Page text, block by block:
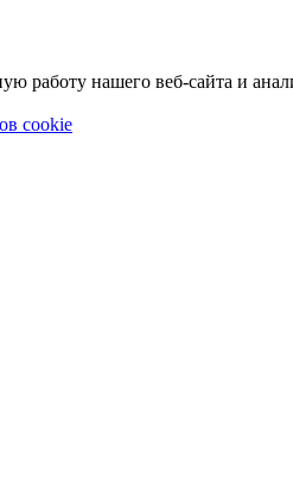
работу нашего веб-сайта и
cookie